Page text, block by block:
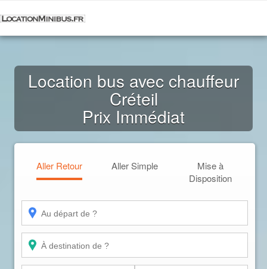
Location bus avec chauffeur
Créteil
Prix Immédiat
Aller Retour Aller Simple
Mise à
Disposition